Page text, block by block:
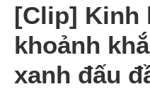
[Clip] Kinh
khoảnh
xanh đấu